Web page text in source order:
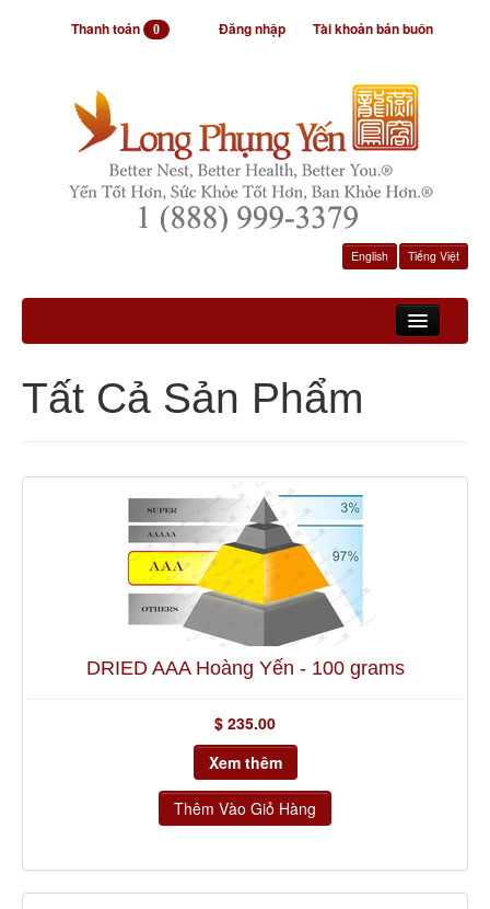
Thanh toán 0 Đăng nhập Tài khoản bán buôn
English Tiếng Việt
Sản Phẩm
Về Chúng Tôi
Yến Reward
Tất Cả Sản Phẩm
DRIED AAA Hoàng Yến - 100 grams
$ 235.00
Xem thêm